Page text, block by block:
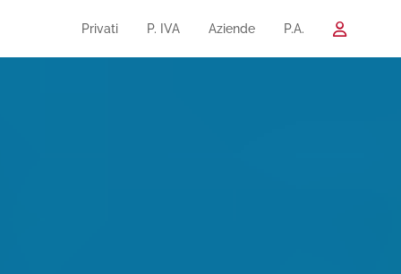
Privati P. IVA Aziende P.A.